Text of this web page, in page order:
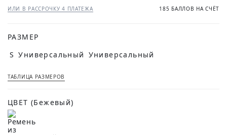
ИЛИ В РАССРОЧКУ 4 ПЛАТЕЖА 185 БАЛЛОВ НА СЧЁТ
РАЗМЕР
S Универсальный Универсальный
ТАБЛИЦА РАЗМЕРОВ
ЦВЕТ (Бежевый)